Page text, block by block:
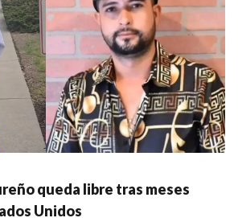
queda libre tras meses
Unidos